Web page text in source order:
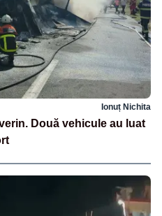
Ionuț Nichita
Două vehicule au luat